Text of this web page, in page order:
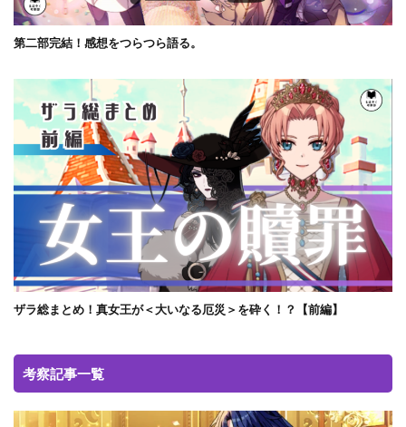
第二部完結！感想をつらつら語る。
ザラ総まとめ！真女王が＜大いなる厄災＞を砕く！？【前編】
考察記事一覧